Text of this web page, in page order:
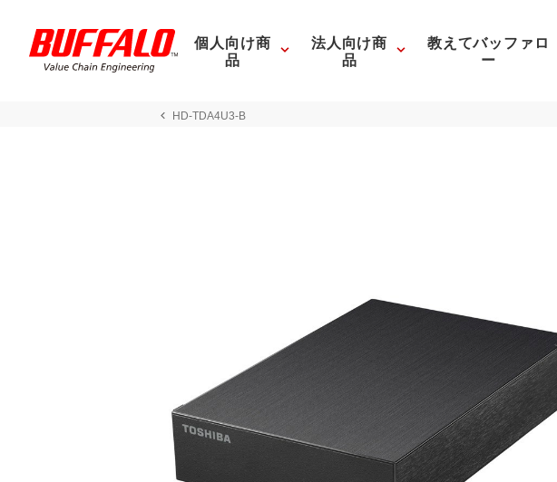
個人向け商
品
法人向け商
品
教えてバッファロ
ー
HD-TDA4U3-B